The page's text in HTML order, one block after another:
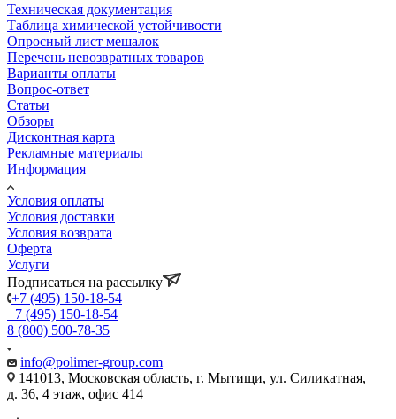
Техническая документация
Таблица химической устойчивости
Опросный лист мешалок
Перечень невозвратных товаров
Варианты оплаты
Вопрос-ответ
Статьи
Обзоры
Дисконтная карта
Рекламные материалы
Информация
Условия оплаты
Условия доставки
Условия возврата
Оферта
Услуги
Подписаться на рассылку
+7 (495) 150-18-54
+7 (495) 150-18-54
8 (800) 500-78-35
info@polimer-group.com
141013, Московская область, г. Мытищи, ул. Силикатная,
д. 36, 4 этаж, офис 414